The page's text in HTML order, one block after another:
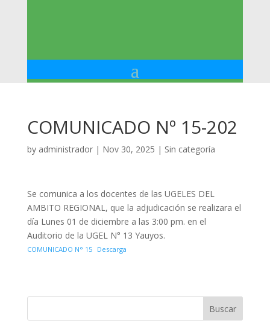
COMUNICADO Nº 15-202
by administrador| Nov 30, 2025 | Sin categoría
Se comunica a los docentes de las UGELES DEL
AMBITO REGIONAL, que la adjudicación se realizara el
día Lunes 01 de diciembre a las 3:00 pm. en el
Auditorio de la UGEL N° 13 Yauyos.
COMUNICADO N° 15 Descarga
Buscar